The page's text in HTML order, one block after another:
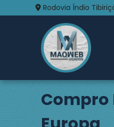
Rodovia Índio
Compro